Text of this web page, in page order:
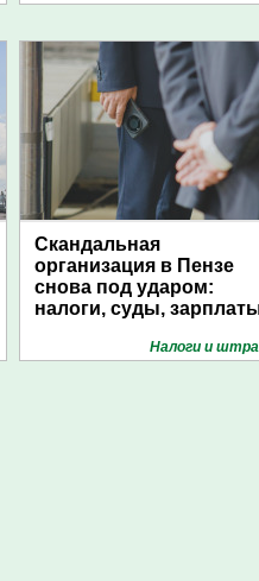
Скандальная
организация в Пензе
снова под ударом:
налоги, суды,
Налоги и